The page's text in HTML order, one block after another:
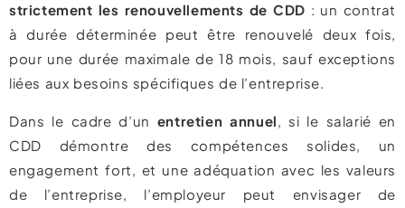
strictement les renouvellements de CDD : un contrat
à durée déterminée peut être renouvelé deux fois,
pour une durée maximale de 18 mois, sauf exceptions
liées aux besoins spécifiques de l’entreprise.
Dans le cadre d’un entretien annuel , si le salarié en
CDD démontre des compétences solides, un
engagement fort, et une adéquation avec les valeurs
de l’entreprise, l’employeur peut envisager de